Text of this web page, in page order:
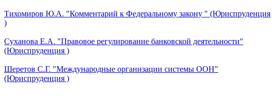
Тихомиров Ю.А. "Комментарий к Федеральному закону " (Юриспруденция
)
Суханова Е.А. "Правовое регулирование банковской деятельности"
(Юриспруденция )
Шеретов С.Г. "Международные организации системы ООН"
(Юриспруденция )